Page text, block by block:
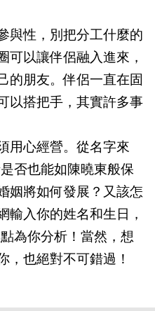
與性，別把分工什麼的
可以讓伴侶融入進來，
的朋友。伴侶一直在固
以搭把手，其實許多事
用心經營。從名字來
否也能如陳曉東般保
姻將如何發展？又該怎
輸入你的姓名和生日，
為你分析！當然，想
，也絕對不可錯過！